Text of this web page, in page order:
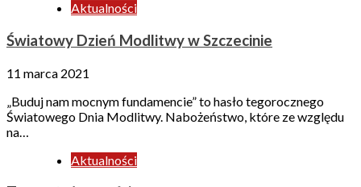
Aktualności
Światowy Dzień Modlitwy w Szczecinie
11 marca 2021
„Buduj nam mocnym fundamencie” to hasło tegorocznego
Światowego Dnia Modlitwy. Nabożeństwo, które ze względu
na…
Aktualności